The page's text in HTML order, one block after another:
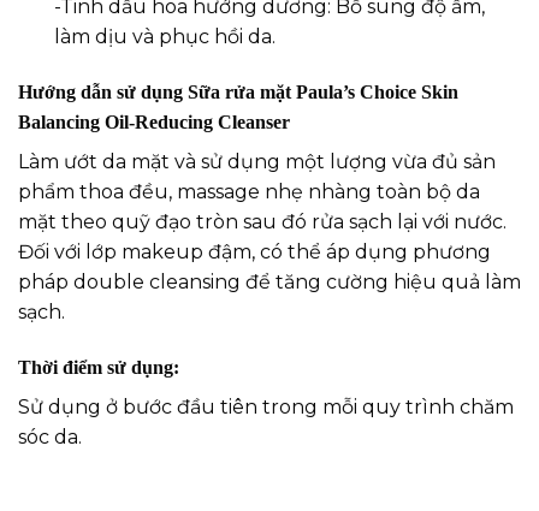
-Tinh dầu hoa hướng dương: Bổ sung độ ẩm,
làm dịu và phục hồi da.
Hướng dẫn sử dụng Sữa rửa mặt Paula’s Choice Skin
Balancing Oil-Reducing Cleanser
Làm ướt da mặt và sử dụng một lượng vừa đủ sản
phẩm thoa đều, massage nhẹ nhàng toàn bộ da
mặt theo quỹ đạo tròn sau đó rửa sạch lại với nước.
Đối với lớp makeup đậm, có thể áp dụng phương
pháp double cleansing để tăng cường hiệu quả làm
sạch.
Thời điểm sử dụng:
Sử dụng ở bước đầu tiên trong mỗi quy trình chăm
sóc da.